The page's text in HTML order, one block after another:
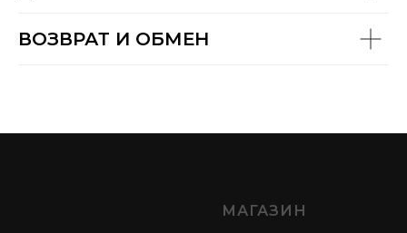
ВОЗВРАТ И ОБМЕН
МАГАЗИН